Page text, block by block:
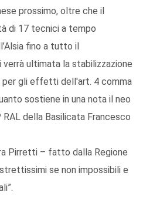
prossimo, oltre che il
di 17 tecnici a tempo
fino a tutto il
ultimata la stabilizzazione
per gli effetti dell'art. 4 comma
sostiene in una nota il neo
della Basilicata Francesco
Pirretti – fatto dalla Regione
se non impossibili e